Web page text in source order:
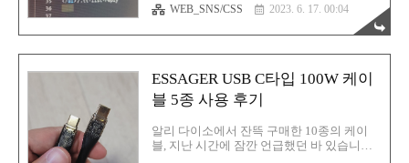
하는 HTML 문서의 안에 넣어주시기 바랍니
다. 이거 하나면 끝! 이것입니다. 어렵지 않습
니다. 기존 ..
child가 원하는대로 동작하지 않는 문제였습
니다. 예를 들어 이런 경우입니다. 증상 확인
See the Pen Untitled by rgy0409 (@rgy0409)
on CodePen. 위의 예시에서 알 수 있듯 원래
대로라면 li 태그 안의 첫번째 숫자와 마지막
숫자가 CSS에 의해 빨간색으로 바뀌어야 합
니다. 그런데 변함이 없어요. 원인은 바로 li
child와 last-child를 정상적으로 사용하기 위
해서는 지정하고자 하는 자식 요소에 해당
WEB_SNS/CSS 2023. 6. 17. 00:04
ESSAGER USB C타입 100W 케이
블 5종 사용 후기
알리 다이소에서 잔뜩 구매한 10종의 케이
블, 지난 시간에 잠깐 언급했던 바 있습니다.